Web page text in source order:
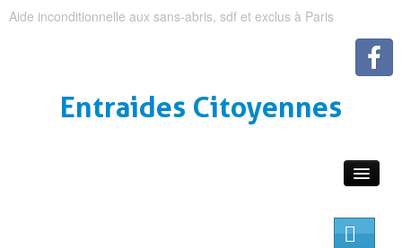
Aide inconditionnelle aux sans-abris, sdf et exclus à Paris
Entraides Citoyennes